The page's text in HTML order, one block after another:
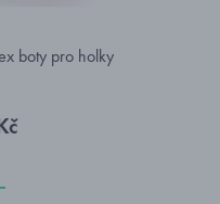
boty pro holky